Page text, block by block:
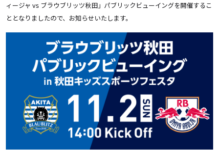
ィージャ vs ブラウブリッツ秋田」パブリックビューイングを開催するこ
ととなりましたので、お知らせいたします。